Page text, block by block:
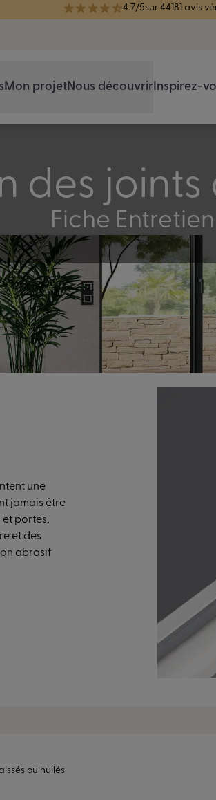
4.7/5
sur 44181 avis
Meilleure Enseigne de Menuiserie de
Mon projetNous découvrirInspirez-
des joints
Fiche
le temps. Un entretien simple et non
une
jamais être
et portes,
et des
abrasif
ou huilés